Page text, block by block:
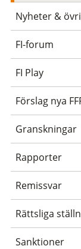
Nyheter &
FI-forum
FI Play
Förslag nya
Granskningar
Rapporter
Remissvar
Rättsliga
Sanktioner